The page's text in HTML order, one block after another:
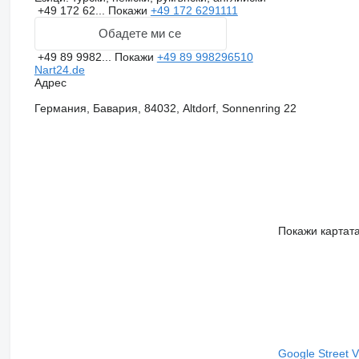
+49 172 62... Покажи +49 172 6291111
Обадете ми се
+49 89 9982... Покажи +49 89 998296510
Nart24.de
Адрес
Германия, Бавария, 84032, Altdorf, Sonnenring 22
Покажи картата
Google Street